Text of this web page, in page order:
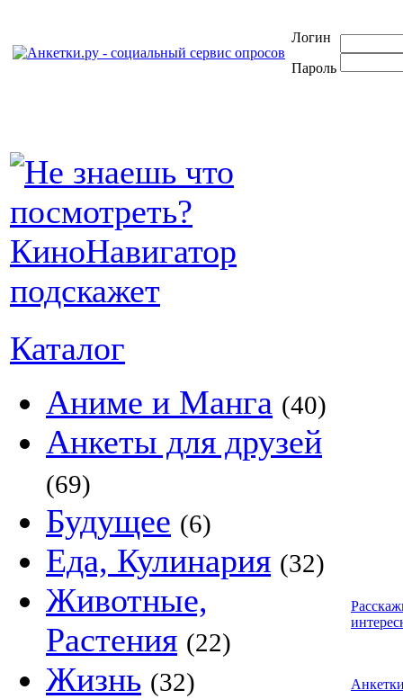
Логин
Пароль
Каталог
Аниме и Манга (40)
Анкеты для друзей
(69)
Будущее (6)
Еда, Кулинария (32)
Животные,
Растения (22)
Жизнь (32)